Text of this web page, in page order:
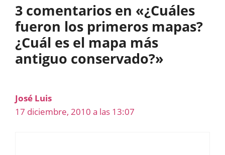
3 comentarios en «¿Cuáles
fueron los primeros mapas?
¿Cuál es el mapa más
antiguo conservado?»
José Luis
17 diciembre, 2010 a las 13:07